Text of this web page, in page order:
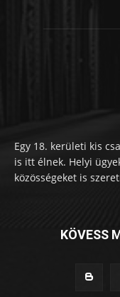
Egy 18. kerületi kis
is itt élnek. Helyi
közösségeket is
KÖVESS